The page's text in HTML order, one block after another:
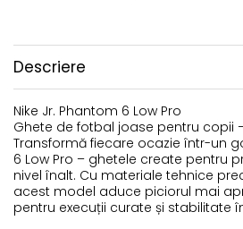
Descriere
Nike Jr. Phantom 6 Low Pro
Ghete de fotbal joase pentru copii
Transformă fiecare ocazie într-un
6 Low Pro – ghetele create pentru
nivel înalt. Cu materiale tehnice
acest model aduce piciorul mai
pentru execuții curate și stabilitate